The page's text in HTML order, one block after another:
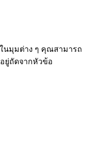
นมุมต่าง ๆ คุณสามารถ
ยู่ถัดจากหัวข้อ